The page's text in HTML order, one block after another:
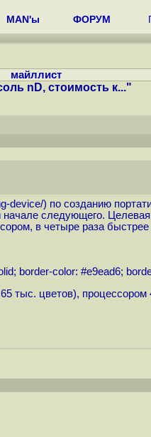
MAN'ы ФОРУМ
майллист
nD, стоимость к..."
device/) по созданию
следующего.
в четыре раза
border-color: #e9ead6;
тыс. цветов),